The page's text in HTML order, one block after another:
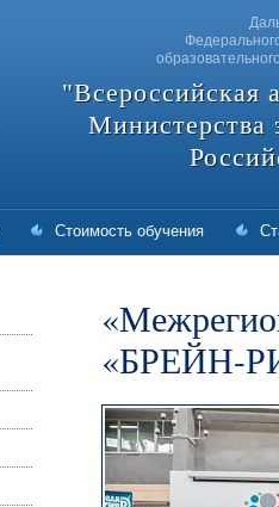
"Всероссийская
Министерства
Стоимость обучения
«БРЕЙН-